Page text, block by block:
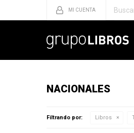
NACIONALES
Filtrando por: Libros